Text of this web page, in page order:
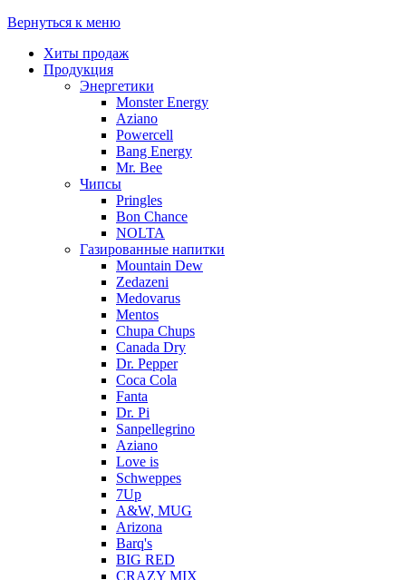
Вернуться к меню
Хиты продаж
Продукция
Энергетики
Monster Energy
Aziano
Powercell
Bang Energy
Mr. Bee
Чипсы
Pringles
Bon Chance
NOLTA
Газированные напитки
Mountain Dew
Zedazeni
Medovarus
Mentos
Chupa Chups
Canada Dry
Dr. Pepper
Coca Cola
Fanta
Dr. Pi
Sanpellegrino
Aziano
Love is
Schweppes
7Up
A&W, MUG
Arizona
Barq's
BIG RED
CRAZY MIX